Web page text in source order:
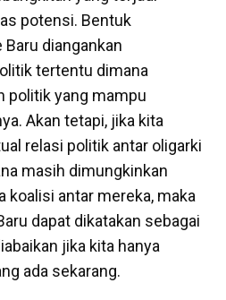
potensi. Bentuk
diangankan
tertentu dimana
politik yang mampu
Akan tetapi, jika kita
relasi politik antar oligarki
masih dimungkinkan
koalisi antar mereka, maka
dapat dikatakan sebagai
jika kita hanya
ada sekarang.